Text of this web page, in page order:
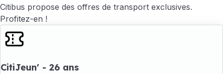
Citibus propose des offres de transport exclusives.
Profitez-en !
CitiJeun' - 26 ans